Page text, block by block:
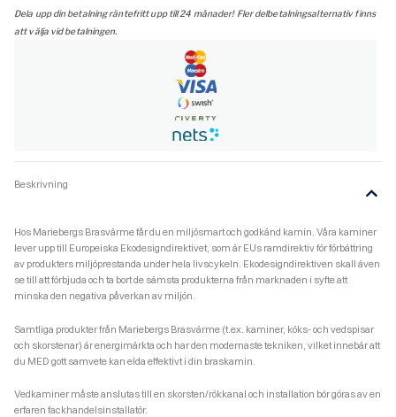
mängd
Dela upp din betalning räntefritt upp till 24 månader! Fler delbetalningsalternativ finns
att välja vid betalningen.
Beskrivning
Hos Mariebergs Brasvärme får du en miljösmart och godkänd kamin. Våra kaminer
lever upp till Europeiska Ekodesigndirektivet, som är EUs ramdirektiv för förbättring
av produkters miljöprestanda under hela livscykeln. Ekodesigndirektiven skall även
se till att förbjuda och ta bort de sämsta produkterna från marknaden i syfte att
minska den negativa påverkan av miljön.
Samtliga produkter från Mariebergs Brasvärme (t.ex. kaminer, köks- och vedspisar
och skorstenar) är energimärkta och har den modernaste tekniken, vilket innebär att
du MED gott samvete kan elda effektivt i din braskamin.
Vedkaminer måste anslutas till en skorsten/rökkanal och installation bör göras av en
erfaren fackhandelsinstallatör.